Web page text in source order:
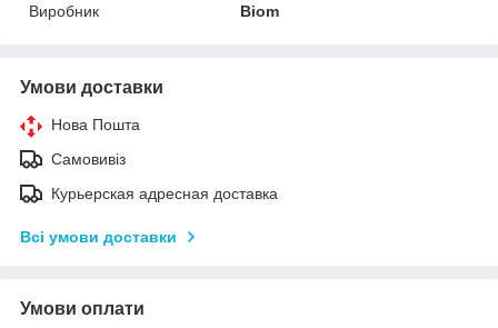
Виробник
Biom
Умови доставки
Нова Пошта
Самовивіз
Курьерская адресная доставка
Всі умови доставки
Умови оплати